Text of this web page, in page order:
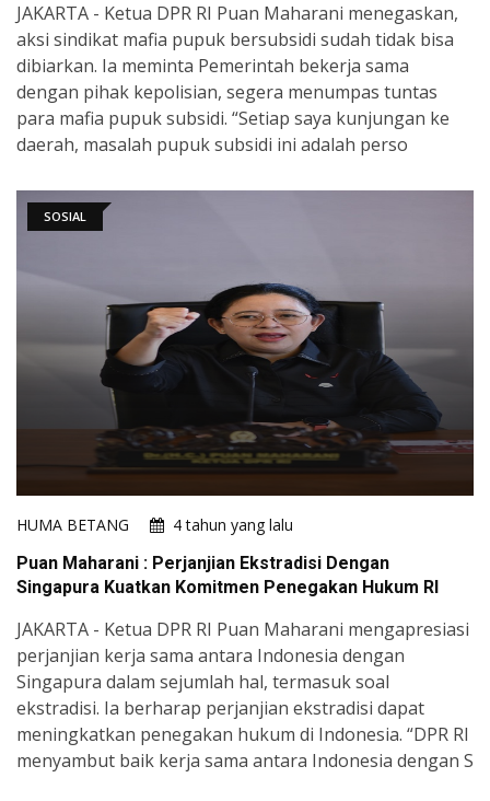
JAKARTA - Ketua DPR RI Puan Maharani menegaskan,
aksi sindikat mafia pupuk bersubsidi sudah tidak bisa
dibiarkan. Ia meminta Pemerintah bekerja sama
dengan pihak kepolisian, segera menumpas tuntas
para mafia pupuk subsidi. “Setiap saya kunjungan ke
daerah, masalah pupuk subsidi ini adalah perso
SOSIAL
HUMA BETANG
4 tahun yang lalu
Puan Maharani : Perjanjian Ekstradisi Dengan
Singapura Kuatkan Komitmen Penegakan Hukum RI
JAKARTA - Ketua DPR RI Puan Maharani mengapresiasi
perjanjian kerja sama antara Indonesia dengan
Singapura dalam sejumlah hal, termasuk soal
ekstradisi. Ia berharap perjanjian ekstradisi dapat
meningkatkan penegakan hukum di Indonesia. “DPR RI
menyambut baik kerja sama antara Indonesia dengan S